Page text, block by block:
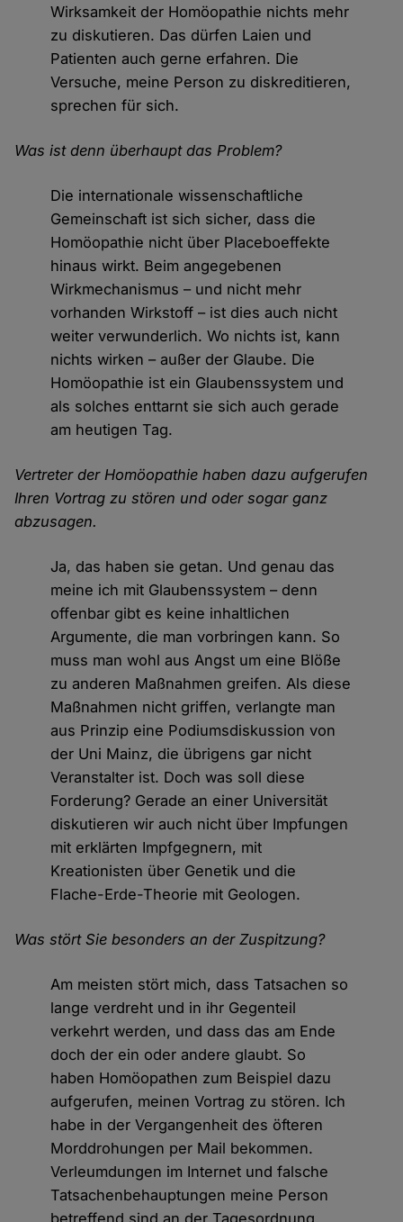
Wirksamkeit der Homöopathie nichts mehr
zu diskutieren. Das dürfen Laien und
Patienten auch gerne erfahren. Die
Versuche, meine Person zu diskreditieren,
sprechen für sich.
Was ist denn überhaupt das Problem?
Die internationale wissenschaftliche
Gemeinschaft ist sich sicher, dass die
Homöopathie nicht über Placeboeffekte
hinaus wirkt. Beim angegebenen
Wirkmechanismus – und nicht mehr
vorhanden Wirkstoff – ist dies auch nicht
weiter verwunderlich. Wo nichts ist, kann
nichts wirken – außer der Glaube. Die
Homöopathie ist ein Glaubenssystem und
als solches enttarnt sie sich auch gerade
am heutigen Tag.
Vertreter der Homöopathie haben dazu aufgerufen
Ihren Vortrag zu stören und oder sogar ganz
abzusagen.
Ja, das haben sie getan. Und genau das
meine ich mit Glaubenssystem – denn
offenbar gibt es keine inhaltlichen
Argumente, die man vorbringen kann. So
muss man wohl aus Angst um eine Blöße
zu anderen Maßnahmen greifen. Als diese
Maßnahmen nicht griffen, verlangte man
aus Prinzip eine Podiumsdiskussion von
der Uni Mainz, die übrigens gar nicht
Veranstalter ist. Doch was soll diese
Forderung? Gerade an einer Universität
diskutieren wir auch nicht über Impfungen
mit erklärten Impfgegnern, mit
Kreationisten über Genetik und die
Flache-Erde-Theorie mit Geologen.
Was stört Sie besonders an der Zuspitzung?
Am meisten stört mich, dass Tatsachen so
lange verdreht und in ihr Gegenteil
verkehrt werden, und dass das am Ende
doch der ein oder andere glaubt. So
haben Homöopathen zum Beispiel dazu
aufgerufen, meinen Vortrag zu stören. Ich
habe in der Vergangenheit des öfteren
Morddrohungen per Mail bekommen.
Verleumdungen im Internet und falsche
Tatsachenbehauptungen meine Person